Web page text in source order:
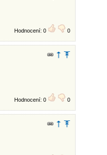
Hodnocení: 0 0
Hodnocení: 0 0